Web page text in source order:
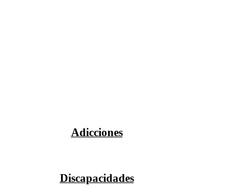
Adicciones
Discapacidades